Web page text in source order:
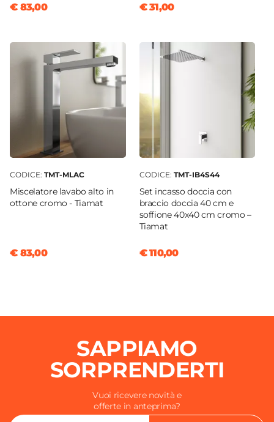
€ 83,00 € 31,00
CODICE: TMT-MLAC
Miscelatore lavabo alto in
ottone cromo - Tiamat
€ 83,00
CODICE: TMT-IB4S44
Set incasso doccia con
braccio doccia 40 cm e
soffione 40x40 cm cromo –
Tiamat
€ 110,00
SAPPIAMO
SORPRENDERTI
Vuoi ricevere novità e
offerte in anteprima?